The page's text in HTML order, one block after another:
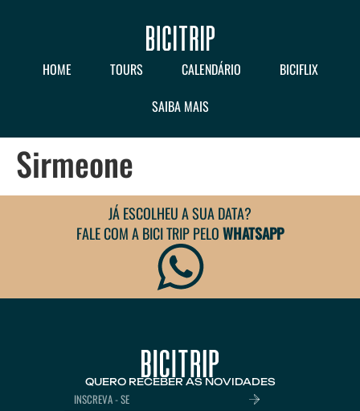
HOME TOURS CALENDÁRIO
BICIFLIX
SAIBA MAIS
Sirmeone
JÁ ESCOLHEU A SUA DATA?
FALE COM A BICI TRIP PELOWHATSAPP
QUERO RECEBER AS NOVIDADES